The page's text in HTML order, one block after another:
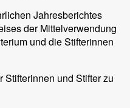
Jahresberichtes
der Mittelverwendung
und die Stifterinnen
und Stifter zu